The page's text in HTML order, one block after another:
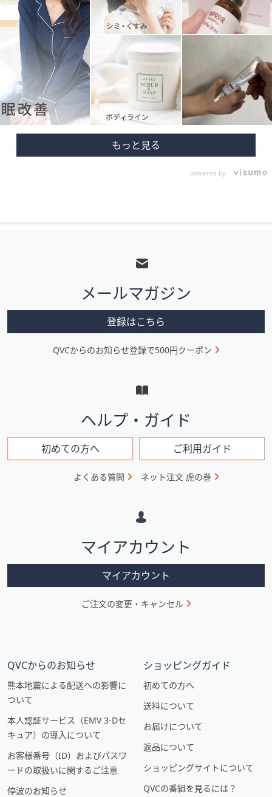
powered by
メ
ニ
ン
ン
メールマガジン
登録はこちら
QVCからのお知らせ登録で500円クーポン
ヘルプ・ガイド
初めての方へ ご利用ガイド
よくある質問 ネット注文 虎の巻
マイアカウント
マイアカウント
ご注文の変更・キャンセル
QVCからのお知らせ
熊本地震による配送への影響に
ついて
本人認証サービス（EMV 3-Dセ
キュア）の導入について
お客様番号（ID）およびパスワ
ードの取扱いに関するご注意
停波のお知らせ
ショッピングガイド
初めての方へ
送料について
お届けについて
返品について
ショッピングサイトについて
QVCの番組を見るには？